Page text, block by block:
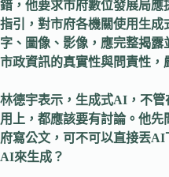
錯，他要求市府數位發展局
指引，對市府各機關使用生
字、圖像、影像，應完整揭
市政資訊的真實性與問責性，
林德宇表示，生成式AI，不
用上，都應該要有討論。他
府寫公文，可不可以直接丟
AI來生成？